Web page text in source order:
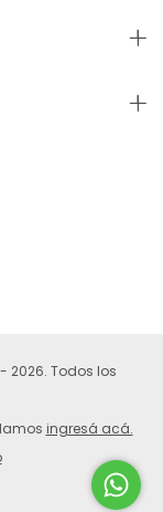
2026. Todos los
ingresá acá.